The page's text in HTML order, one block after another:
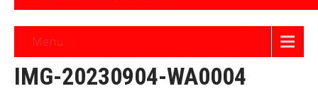
Menu
IMG-20230904-WA0004